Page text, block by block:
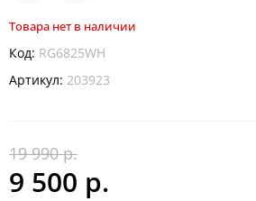
Товара нет в наличии
Код: RG6825WH
Артикул: 203923
19 990 р.
9 500 р.